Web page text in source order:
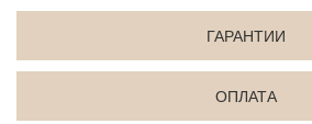
ГАРАНТИИ
ОПЛАТА